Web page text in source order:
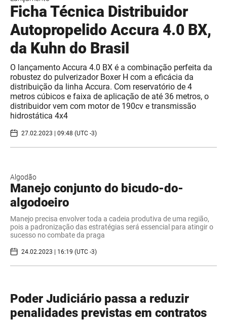
Ficha Técnica Distribuidor
Autopropelido Accura 4.0 BX,
da Kuhn do Brasil
O lançamento Accura 4.0 BX é a combinação perfeita da
robustez do pulverizador Boxer H com a eficácia da
distribuição da linha Accura. Com reservatório de 4
metros cúbicos e faixa de aplicação de até 36 metros, o
distribuidor vem com motor de 190cv e transmissão
hidrostática 4x4
27.02.2023 | 09:48 (UTC -3)
Algodão
Manejo conjunto do bicudo-do-
algodoeiro
Manejo precisa envolver toda a cadeia produtiva de uma região,
pois a padronização das estratégias será essencial para atingir o
sucesso no combate da praga
24.02.2023 | 16:19 (UTC -3)
Poder Judiciário passa a reduzir
penalidades previstas em contratos